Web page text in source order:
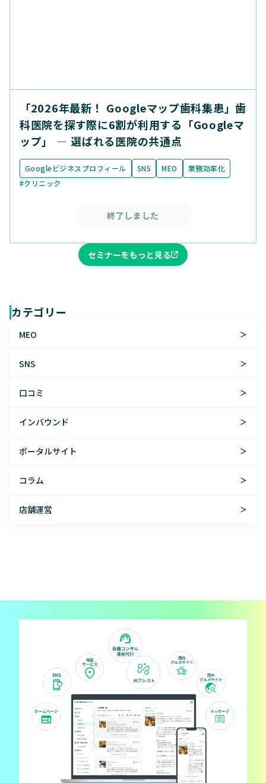
「2026年最新！ Googleマップ歯科集患」歯
科医院を探す際に6割が利用する「Googleマ
ップ」 ― 選ばれる医院の共通点
Googleビジネスプロフィール SNS MEO
業務効率化
#クリニック
終了しました
セミナーをもっと見る
カテゴリー
MEO ＞
SNS ＞
口コミ ＞
インバウンド ＞
ポータルサイト ＞
コラム ＞
店舗運営 ＞